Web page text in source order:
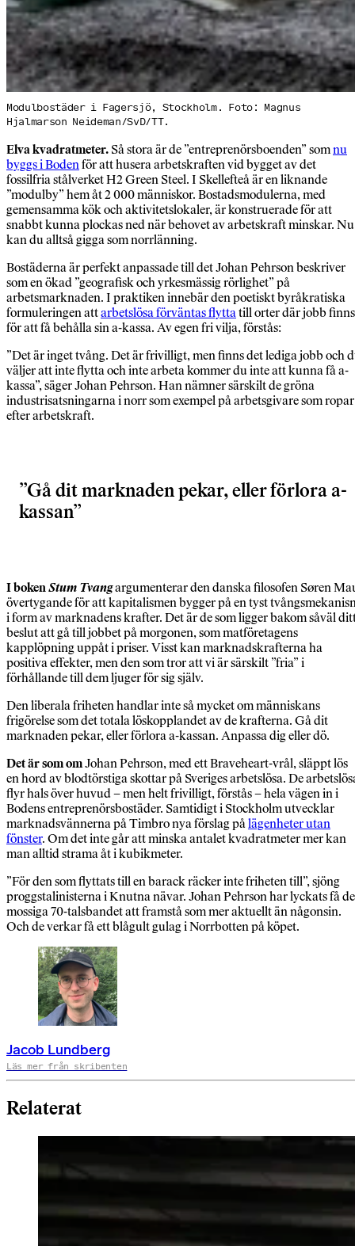
Modulbostäder i Fagersjö, Stockholm. Foto: Magnus
Hjalmarson Neideman/SvD/TT.
Elva kvadratmeter. Så stora är de ”entreprenörsboenden” somnu
byggs i Bodenför att husera arbetskraften vid bygget av det
fossilfria stålverket H2 Green Steel. I Skellefteå är en liknande
”modulby” hem åt 2 000 människor. Bostadsmodulerna, med
gemensamma kök och aktivitetslokaler, är konstruerade för att
snabbt kunna plockas ned när behovet av arbetskraft minskar. Nu
kan du alltså gigga som norrlänning.
Bostäderna är perfekt anpassade till det Johan Pehrson beskriver
som en ökad ”geografisk och yrkesmässig rörlighet” på
arbetsmarknaden. I praktiken innebär den poetiskt byråkratiska
formuleringen attarbetslösa förväntas flyttatill orter där jobb finns
för att få behålla sin a-kassa. Av egen fri vilja, förstås:
”Det är inget tvång. Det är frivilligt, men finns det lediga jobb och
väljer att inte flytta och inte arbeta kommer du inte att kunna få a-
kassa”, säger Johan Pehrson. Han nämner särskilt de gröna
industrisatsningarna i norr som exempel på arbetsgivare som ropar
efter arbetskraft.
Gå dit marknaden pekar, eller förlora a-
kassan
I bokenStum Tvangargumenterar den danska filosofen Søren
övertygande för att kapitalismen bygger på en tyst
i form av marknadens krafter. Det är de som ligger bakom såväl
beslut att gå till jobbet på morgonen, som matföretagens
kapplöpning uppåt i priser. Visst kan marknadskrafterna ha
positiva effekter, men den som tror att vi är särskilt ”fria” i
förhållande till dem ljuger för sig själv.
Den liberala friheten handlar inte så mycket om människans
frigörelse som det totala löskopplandet av de krafterna. Gå dit
marknaden pekar, eller förlora a-kassan. Anpassa dig eller dö.
Det är som omJohan Pehrson, med ett Braveheart-vrål, släppt lös
en hord av blodtörstiga skottar på Sveriges arbetslösa. De
flyr hals över huvud – men helt frivilligt, förstås – hela vägen in i
Bodens entreprenörsbostäder. Samtidigt i Stockholm utvecklar
marknadsvännerna på Timbro nya förslag pålägenheter utan
fönster. Om det inte går att minska antalet kvadratmeter mer kan
man alltid strama åt i kubikmeter.
”För den som flyttats till en barack räcker inte friheten till”, sjöng
proggstalinisterna i Knutna nävar. Johan Pehrson har lyckats få
mossiga 70-talsbandet att framstå som mer aktuellt än någonsin.
Och de verkar få ett blågult gulag i Norrbotten på köpet.
Jacob Lundberg
Läs mer från skribenten
Relaterat